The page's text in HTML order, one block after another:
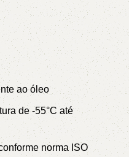
ao óleo
de -55°C até
norma ISO